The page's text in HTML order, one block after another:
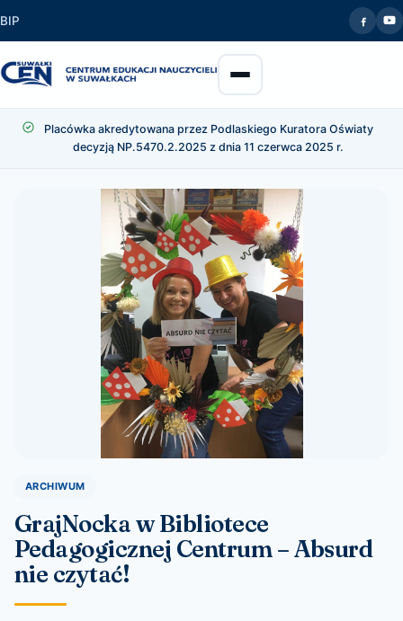
BIP
Placówka akredytowana przez Podlaskiego Kuratora Oświaty
decyzją NP.5470.2.2025 z dnia 11 czerwca 2025 r.
ARCHIWUM
GrajNocka w Bibliotece
Pedagogicznej Centrum – Absurd
nie czytać!